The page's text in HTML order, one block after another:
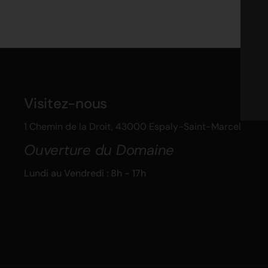
Visitez-nous
1 Chemin de la Droit, 43000 Espaly-Saint-Marcel
Ouverture du Domaine
Lundi au Vendredi : 8h - 17h